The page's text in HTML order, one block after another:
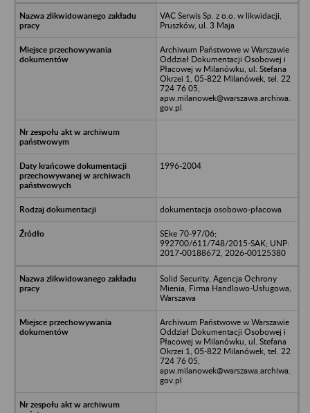
VAC Serwis Sp. z o.o. w likwidacji,
Pruszków, ul. 3 Maja
Archiwum Państwowe w Warszawie
Oddział Dokumentacji Osobowej i
Płacowej w Milanówku, ul. Stefana
Okrzei 1, 05-822 Milanówek, tel. 22
724 76 05,
apw.milanowek@warszawa.archiwa.
gov.pl
1996-2004
dokumentacja osobowo-płacowa
SEke 70-97/06;
992700/611/748/2015-SAK; UNP:
2017-00188672, 2026-00125380
Solid Security, Agencja Ochrony
Mienia, Firma Handlowo-Usługowa,
Warszawa
Archiwum Państwowe w Warszawie
Oddział Dokumentacji Osobowej i
Płacowej w Milanówku, ul. Stefana
Okrzei 1, 05-822 Milanówek, tel. 22
724 76 05,
apw.milanowek@warszawa.archiwa.
gov.pl